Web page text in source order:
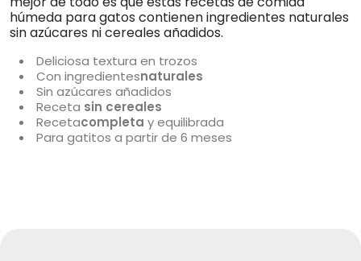
húmeda para gatos contienen ingredientes naturales
sin azúcares ni cereales añadidos.
Deliciosa textura en trozos
Con ingredientesnaturales
Sin azúcares añadidos
Receta sin cereales
Recetacompleta y equilibrada
Para gatitos a partir de 6 meses